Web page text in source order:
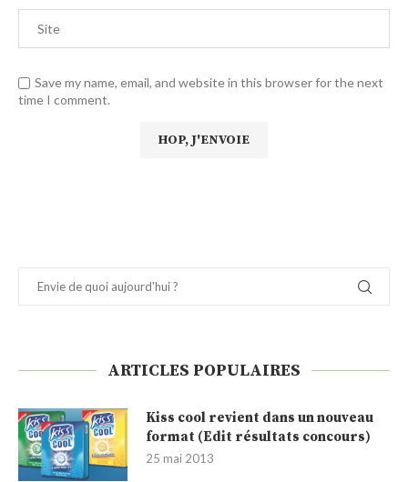
Save my name, email, and website in this browser for the next
time I comment.
ARTICLES POPULAIRES
Kiss cool revient dans un nouveau
format (Edit résultats concours)
25 mai 2013